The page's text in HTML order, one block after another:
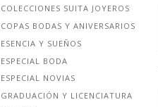
COLECCIONES SUITA JOYEROS
COPAS BODAS Y ANIVERSARIOS
ESENCIA Y SUEÑOS
ESPECIAL BODA
ESPECIAL NOVIAS
GRADUACIÓN Y LICENCIATURA